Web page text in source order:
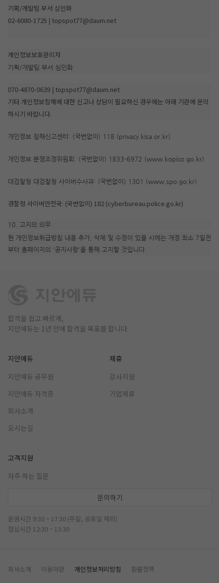
기획/개발팀 부서 심인화
02-6080-1725 | topspot77@daum.net
개인정보보호관리자
기획/개발팀 부서 심인화
070-4870-0639 | topspot77@daum.net
기타 개인정보침해에 대한 신고나 상담이 필요하신 경우에는 아래 기관에 문의
하시기 바랍니다.
개인정보 침해신고센터: (국번없이) 118 (privacy.kisa.or.kr)
개인정보 분쟁조정위원회: (국번없이) 1833-6972 (www.kopico.go.kr)
대검찰청 대검찰청 사이버수사과: (국번없이) 1301 (www.spo.go.kr)
경찰청 사이버안전국: (국번없이) 182 (cyberbureau.police.go.kr)
10. 고지의 의무
현 개인정보취급방침 내용 추가, 삭제 및 수정이 있을 시에는 개정 최소 7일전
부터 홈페이지의 '공지사항'을 통해 고지할 것입니다.
합격을 쉽고 빠르게,
지안에듀는 1년 안에 합격을 목표를 합니다.
지안에듀
지안에듀 공무원
지안에듀 자격증
회사소개
오시는길
제휴
강사지원
기업제휴
고객지원
자주 하는 질문
문의하기
운영시간 9:30 ~ 17:30 (주말, 공휴일 제외)
점심시간 12:30 ~ 13:30
회사소개 이용약관 개인정보처리방침
환불정책